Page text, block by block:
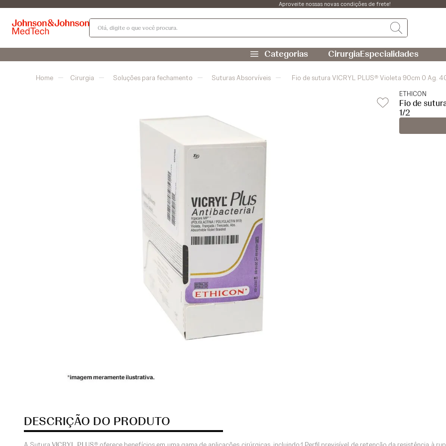
Aproveite nossas novas condições de frete!
Olá, digite o que você procura.
CirurgiaEspecialidades
Cirurgia Soluções para fechamento Suturas Absorvíveis Fio de sutura VICRYL PLUS® Violeta 90cm 0 Ag.
ETHICON
Fio de
1/2
DESCRIÇÃO DO PRODUTO